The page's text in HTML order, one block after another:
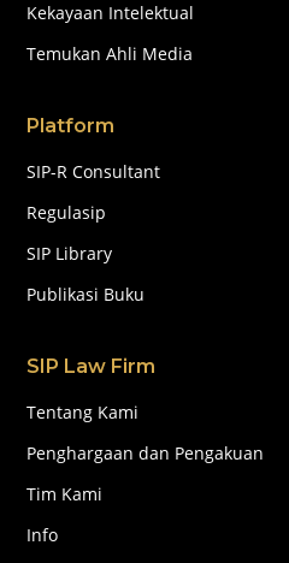
Kekayaan Intelektual
Temukan Ahli Media
Platform
SIP-R Consultant
Regulasip
SIP Library
Publikasi Buku
SIP Law Firm
Tentang Kami
Penghargaan dan Pengakuan
Tim Kami
Info